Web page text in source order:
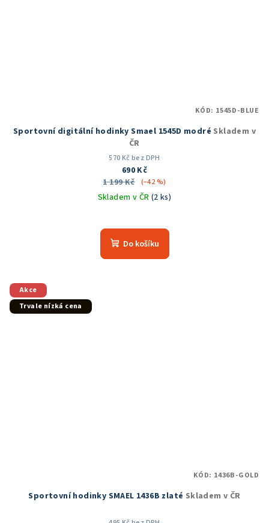
Sportovní digitální hodinky Smael 1545D modré Skladem v
ČR
570 Kč bez DPH
690 Kč
1 199 Kč
(–42 %)
Skladem v ČR (2 ks)
hodnocení
produktu
Do košíku
KÓD: 1545D-BLUE
Akce
Trvale nízká cena
Sportovní hodinky SMAEL 1436B zlaté Skladem v ČR
KÓD: 1436B-GOLD